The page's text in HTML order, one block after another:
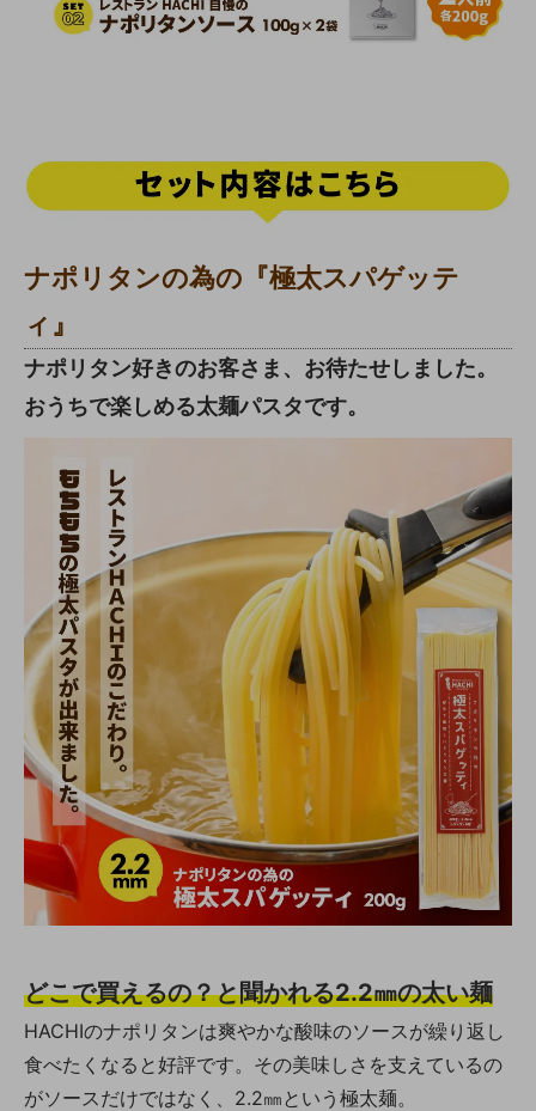
ナポリタンの為の『極太スパゲッテ
ィ』
ナポリタン好きのお客さま、お待たせしました。
おうちで楽しめる太麺パスタです。
どこで買えるの？と聞かれる2.2㎜の太い麺
HACHIのナポリタンは爽やかな酸味のソースが繰り返し
食べたくなると好評です。その美味しさを支えているの
がソースだけではなく、2.2㎜という極太麺。